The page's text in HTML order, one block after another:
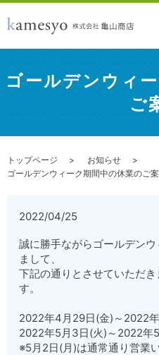
ゴールデンウィ
ご
トップページ
お知らせ
ゴールデンウィーク期間中の休業のご
2022/04/25
誠に勝手ながらゴールデン
まして、
下記の通りとさせていただ
す。
2022年4月29日(金)～2022
2022年5月3日(火)～2022年
※5月2日(月)は通常通り営業